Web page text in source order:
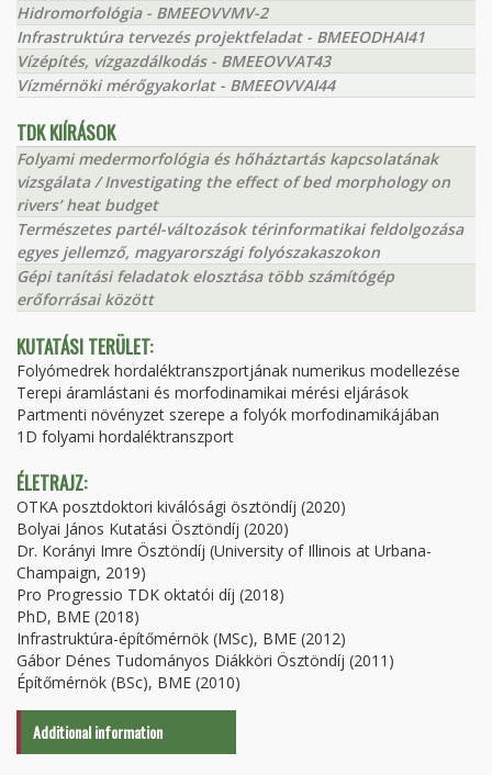
Hidromorfológia - BMEEOVVMV-2
Infrastruktúra tervezés projektfeladat - BMEEODHAI41
Vízépítés, vízgazdálkodás - BMEEOVVAT43
Vízmérnöki mérőgyakorlat - BMEEOVVAI44
TDK KIÍRÁSOK
Folyami medermorfológia és hőháztartás kapcsolatának
vizsgálata / Investigating the effect of bed morphology on
rivers’ heat budget
Természetes partél-változások térinformatikai feldolgozása
egyes jellemző, magyarországi folyószakaszokon
Gépi tanítási feladatok elosztása több számítógép
erőforrásai között
KUTATÁSI TERÜLET:
Folyómedrek hordaléktranszportjának numerikus modellezése
Terepi áramlástani és morfodinamikai mérési eljárások
Partmenti növényzet szerepe a folyók morfodinamikájában
1D folyami hordaléktranszport
ÉLETRAJZ:
OTKA posztdoktori kiválósági ösztöndíj (2020)
Bolyai János Kutatási Ösztöndíj (2020)
Dr. Korányi Imre Ösztöndíj (University of Illinois at Urbana-
Champaign, 2019)
Pro Progressio TDK oktatói díj (2018)
PhD, BME (2018)
Infrastruktúra-építőmérnök (MSc), BME (2012)
Gábor Dénes Tudományos Diákköri Ösztöndíj (2011)
Építőmérnök (BSc), BME (2010)
Additional information